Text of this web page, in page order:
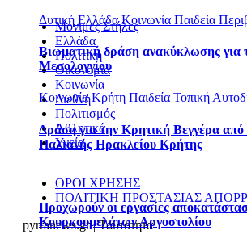
Δυτική ΕλλάδαΚοινωνία Παιδεία
Βιωματική δράση ανακύκλωσης για
Μεσολογγίου
ΚοινωνίαΚρήτη Παιδεία Τοπική
Δράση για την Κρητική Βεγγέρα
Παλιανής Ηρακλείου Κρήτης
Προχωρούν οι εργασίες
Κουρκουμελάτων Αργοστολίου
Μόνιμες Στήλες
Ελλάδα
Πολιτική
Οικονομία
Κοινωνία
Διεθνή
Πολιτισμός
Αθλητικά
Υγεία
ΟΡΟΙ ΧΡΗΣΗΣ
ΠΟΛΙΤΙΚΗ ΠΡΟΣΤΑΣΙΑΣ
pyrranews.gr | Ταυτότητα